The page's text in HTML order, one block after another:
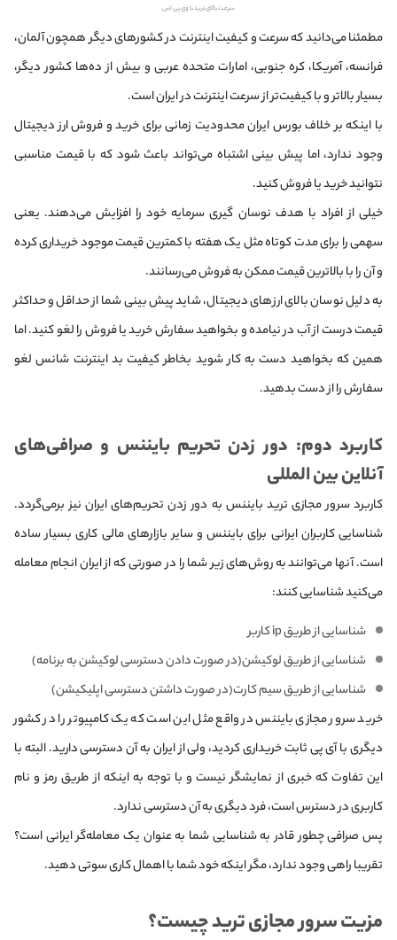
سرعت بالای ترید با وی پی اس
مطمئنا می‌دانید که سرعت و کیفیت اینترنت در کشورهای دیگر همچون آلمان،
فرانسه، آمریکا، کره جنوبی، امارات متحده عربی و بیش از ده‌ها کشور دیگر،
بسیار بالاتر و با کیفیت‌تر از سرعت اینترنت در ایران است.
با اینکه بر خلاف بورس ایران محدودیت زمانی برای خرید و فروش ارز دیجیتال
وجود ندارد، اما پیش بینی اشتباه می‌تواند باعث شود که با قیمت مناسبی
نتوانید خرید یا فروش کنید.
خیلی از افراد با هدف نوسان گیری سرمایه خود را افزایش می‌دهند. یعنی
سهمی را برای مدت کوتاه مثل یک هفته با کمترین قیمت موجود خریداری کرده
و آن را با بالاترین قیمت ممکن به فروش می‌رسانند.
به دلیل نوسان بالای ارزهای دیجیتال، شاید پیش بینی شما از حداقل و حداکثر
قیمت درست از آب در نیامده و بخواهید سفارش خرید یا فروش را لغو کنید. اما
همین که بخواهید دست به کار شوید بخاطر کیفیت بد اینترنت شانس لغو
سفارش را از دست بدهید.
کاربرد دوم: دور زدن تحریم بایننس و صرافی‌های
آنلاین بین المللی
کاربرد سرور مجازی ترید بایننس به دور زدن تحریم‌های ایران نیز برمی‌گردد.
شناسایی کاربران ایرانی برای بایننس و سایر بازارهای مالی کاری بسیار ساده
است. آنها می‌توانند به روش‌های زیر شما را در صورتی که از ایران انجام معامله
می‌کنید شناسایی کنند:
شناسایی از طریق ip کاربر
شناسایی از طریق لوکیشن(در صورت دادن دسترسی لوکیشن به برنامه)
شناسایی از طریق سیم کارت(در صورت داشتن دسترسی اپلیکیشن)
خرید سرور مجازی بایننس در واقع مثل این است که یک کامپیوتر را در کشور
دیگری با آی پی ثابت خریداری کردید، ولی از ایران به آن دسترسی دارید. البته با
این تفاوت که خبری از نمایشگر نیست و با توجه به اینکه از طریق رمز و نام
کاربری در دسترس است، فرد دیگری به آن دسترسی ندارد.
پس صرافی چطور قادر به شناسایی شما به عنوان یک معامله‌گر ایرانی است؟
تقریبا راهی وجود ندارد، مگر اینکه خود شما با اهمال کاری سوتی دهید.
مزیت سرور مجازی ترید چیست؟